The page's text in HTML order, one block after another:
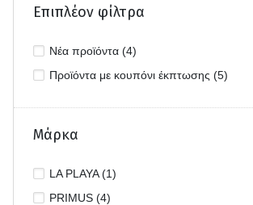
Επιπλέον φίλτρα
Νέα προϊόντα (4)
Προϊόντα με κουπόνι έκπτωσης (5)
Μάρκα
LA PLAYA (1)
PRIMUS (4)